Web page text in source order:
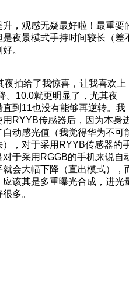
，观感无疑最好啦！最重要
夜景模式手持时间较长（差
。
拍给了我惊喜，让我喜欢上
。10.0就更明显了，尤其夜
到11也没有能够再逆转。我
RYYB传感器后，因为本身
动感光值（我觉得华为不可
，对于采用RYYB传感器的
于采用RGGB的手机来说自
会大幅下降（直出模式），
该其是多重曝光合成，进光
多。